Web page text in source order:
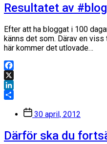
Resultatet av
Efter att ha bloggat i 100
känns det som. Därav en
här kommer det utlovade…
Facebook
X
LinkedIn
Inläggsdatum
30 april, 2012
Därför ska du